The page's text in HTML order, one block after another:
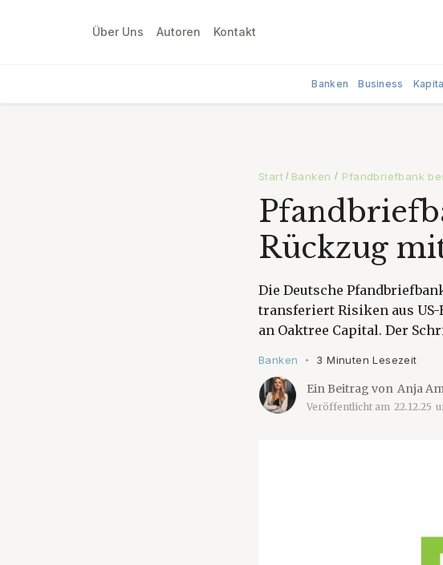
Über Uns Autoren Kontakt
Banken Business
Start / Banken / Pfandbriefbank
Rückzug
Die Deutsche
transferiert Risiken aus
an Oaktree Capital. Der
Banken • 3 Minuten Lesezeit
Ein Beitrag von Anja
Veröffentlicht am 22.12.25